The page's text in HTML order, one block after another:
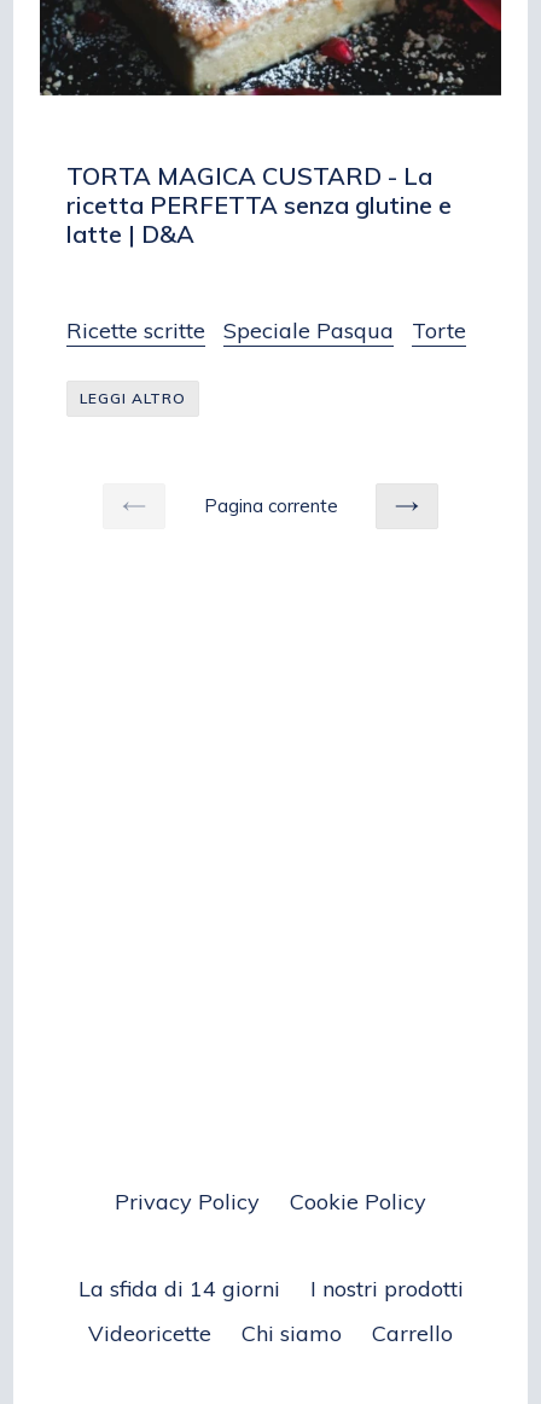
TORTA MAGICA CUSTARD - La
ricetta PERFETTA senza glutine e
latte | D&A
Ricette scritte Speciale Pasqua Torte
LEGGI ALTRO
Pagina corrente
SUCCESSIVO
Privacy Policy Cookie Policy
La sfida di 14 giorni
I nostri prodotti
Videoricette
Chi siamo Carrello